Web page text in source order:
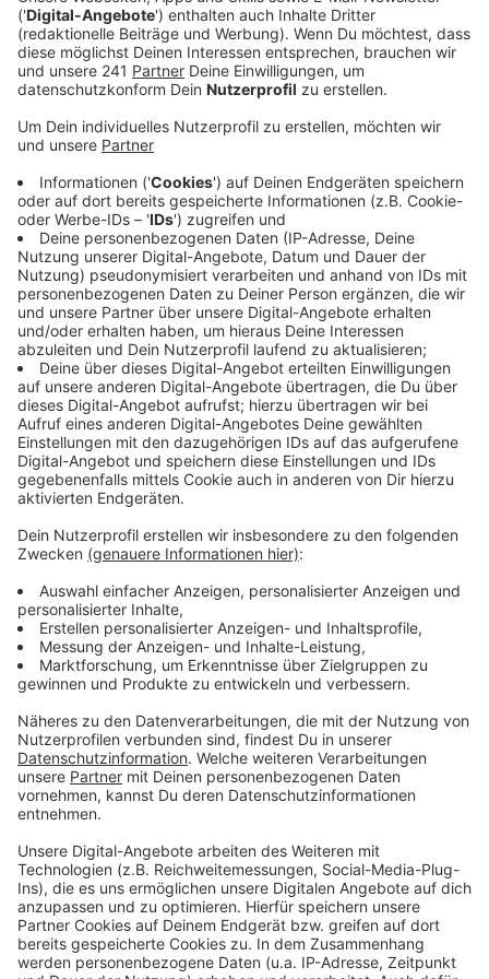
Veröffentlicht:Mittwoch, 13.02.2019 07:06
Anzeige
Die Bonner SPD kritisiert vor allem Oberbürgermeister
Sridharan und die Jamaika-Koalition aus CDU, Grünen
und FDP im Stadtrat. Diese hätten die Pflicht, die
Verkehrswende in Bonn endlich anzugehen. Seit Jahren
würde der Autoverkehr in den Mittelpunkt gestellt,
daraus resultierten dann ein teurer aber ineffizienter
Bus- und Bahnverkehr. Auch die zahlreichen Baustellen
in der Stadt seien ein Problem.
In Bonn könnte da die viel diskutierte Seilbahn
zwischen dem Bonner Venusberg und dem Rheinufer
bzw. Beuel dazugehören. Diese könnte für eine
deutliche Verkehrsentlastung innerhalb der Innenstadt
sorgen. Aber auch neue Verbindungen im ÖPNV
könnten helfen. Die neue S-Bahnlinie 13 zwischen
hat das Land NRW Planungsgelder für die neue S-
Bahnverbindung von Köln nach Bonn freigegeben. Das
die Bahn in den kommenden 10 Jahren fahren wird ist
aber unrealistisch. Auch die Planungen für die neue
laufen, ein Baustart liegt aber noch in weiter Ferne.
Auch die A565 wird in den kommenden Jahren
verbreitert und soll dann deutlich weniger Staus
produzieren.
Anzeige